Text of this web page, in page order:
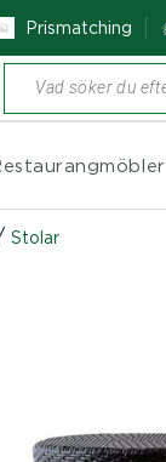
Prismatching
Produktsökning
Stolar